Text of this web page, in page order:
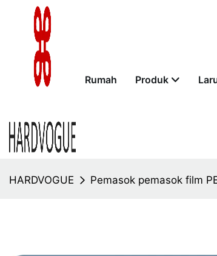
Rumah Produk
HARDVOGUE Pemasok pemasok film